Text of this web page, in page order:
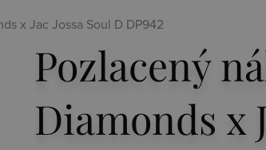
x Jac Jossa Soul D DP942
Pozlacený
Diamonds x